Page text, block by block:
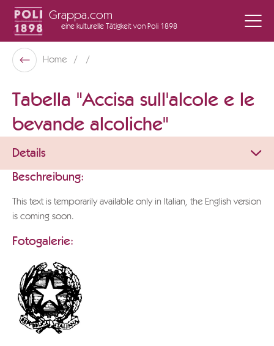
Grappa.com
eine kulturelle Tätigkeit von Poli 1898
Poli Museo Della Grappa
Zurück
Home
Tabella "Accisa sull'alcole e le
bevande alcoliche"
Details
Beschreibung:
This text is temporarily available only in Italian, the English version
is coming soon.
Fotogalerie: